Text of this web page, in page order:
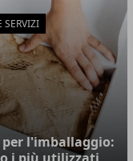
SERVIZI
l'imballaggio: